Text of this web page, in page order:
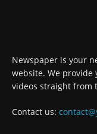
Newspaper is your
website. We
videos straight from
Contact us: